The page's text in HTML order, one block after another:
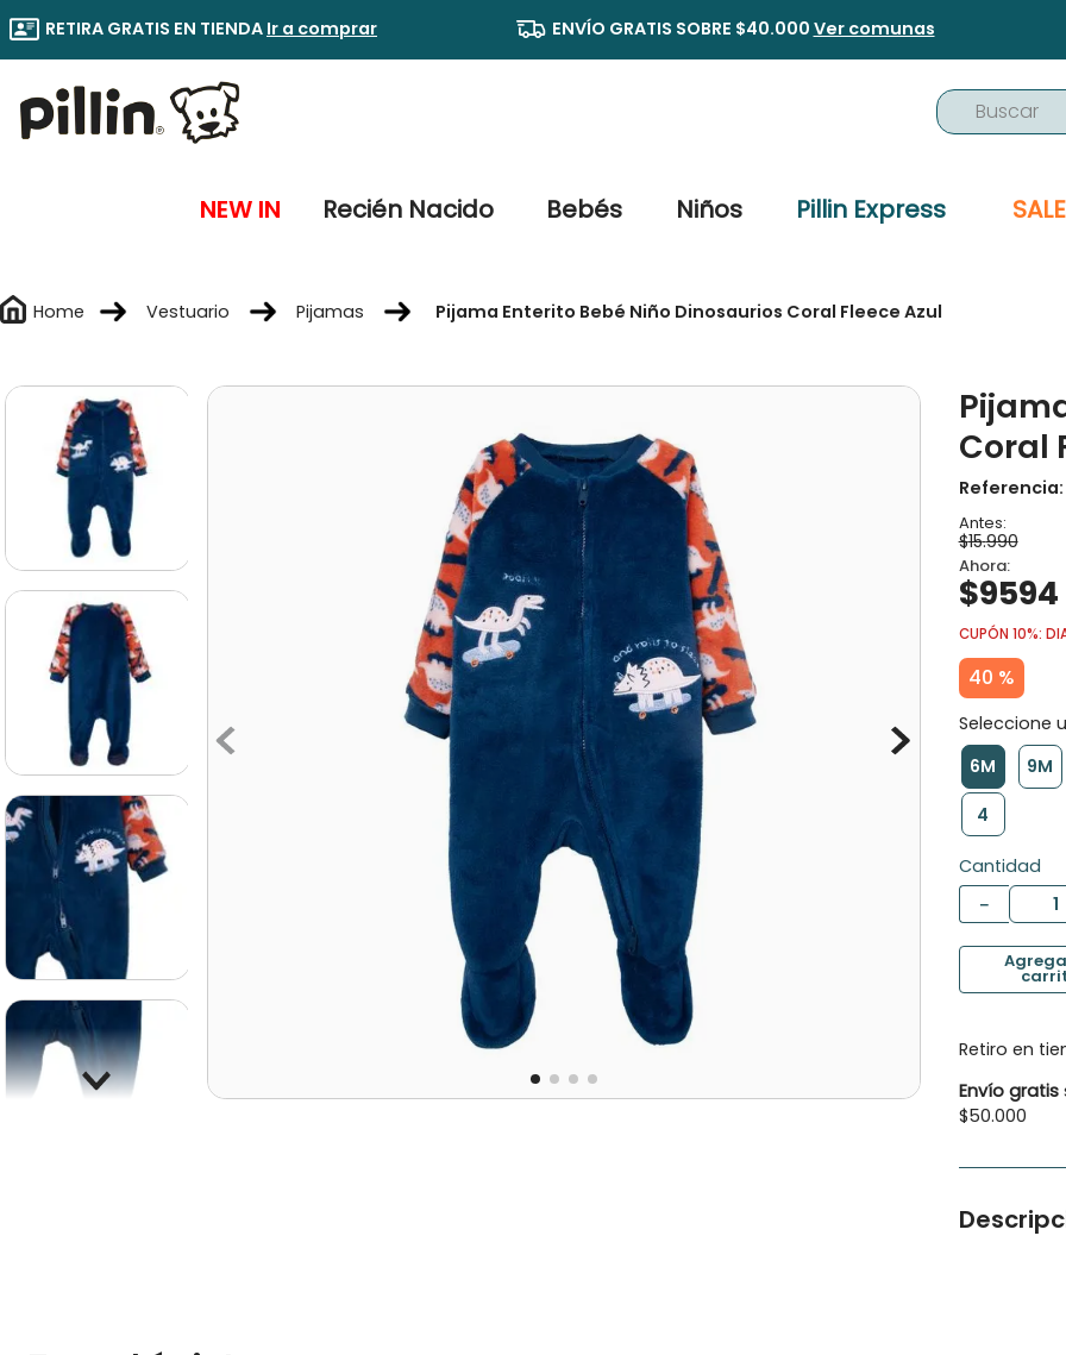
RETIRA GRATIS EN TIENDA Ir a comprar ENVÍO GRATIS SOBRE $40.000 Ver comunas
Buscar
NEW IN Recién Nacido Bebés Niños Pillin Express
Vestuario Pijamas Pijama Enterito Bebé Niño Dinosaurios Coral Fleece Azul
Coral
Referencia:
$15.990
$9594
CUPÓN 10%:
40 %
6M 9M
4
Cantidad
－
Retiro en
Envío gratis
$50.000
1
buzo
4.
poleron
7.
vestidos
8.
gorro